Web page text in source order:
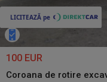
100 EUR
Coroana de rotire